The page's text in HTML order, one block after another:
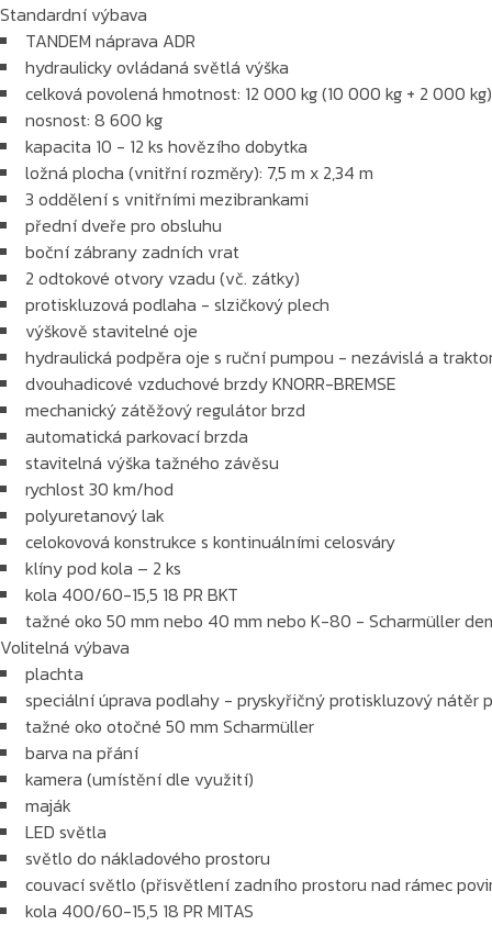
Standardní výbava
TANDEM náprava ADR
hydraulicky ovládaná světlá výška
celková povolená hmotnost: 12 000 kg (10 000 kg + 2 000 kg)
nosnost: 8 600 kg
kapacita 10 - 12 ks hovězího dobytka
ložná plocha (vnitřní rozměry): 7,5 m x 2,34 m
3 oddělení s vnitřními mezibrankami
přední dveře pro obsluhu
boční zábrany zadních vrat
2 odtokové otvory vzadu (vč. zátky)
protiskluzová podlaha - slzičkový plech
výškově stavitelné oje
hydraulická podpěra oje s ruční pumpou - nezávislá a
dvouhadicové vzduchové brzdy KNORR-BREMSE
mechanický zátěžový regulátor brzd
automatická parkovací brzda
stavitelná výška tažného závěsu
rychlost 30 km/hod
polyuretanový lak
celokovová konstrukce s kontinuálními celosváry
klíny pod kola – 2 ks
kola 400/60-15,5 18 PR BKT
tažné oko 50 mm nebo 40 mm nebo K-80 - Scharmüller
Volitelná výbava
plachta
speciální úprava podlahy - pryskyřičný protiskluzový nátěr
tažné oko otočné 50 mm Scharmüller
barva na přání
kamera (umístění dle využití)
maják
LED světla
světlo do nákladového prostoru
couvací světlo (přisvětlení zadního prostoru nad rámec
kola 400/60-15,5 18 PR MITAS